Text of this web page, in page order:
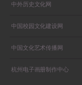
中外历史文化网
中国校园文化建设网
中国文化艺术传播网
杭州电子画册制作中心